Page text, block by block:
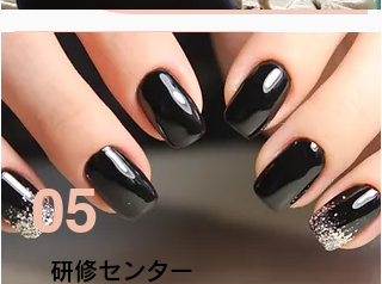
研修センター
05